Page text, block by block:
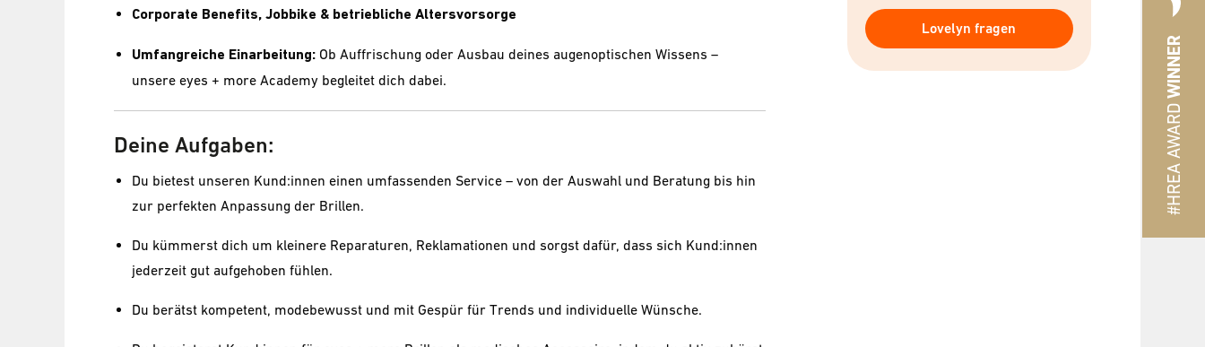
#HREA AWARD
WINNER
Corporate Benefits, Jobbike & betriebliche Altersvorsorge
Umfangreiche Einarbeitung: Ob Auffrischung oder Ausbau deines augenoptischen Wissens –
unsere eyes + more Academy begleitet dich dabei.
Deine Aufgaben:
Du bietest unseren Kund:innen einen umfassenden Service – von der Auswahl und Beratung bis hin
zur perfekten Anpassung der Brillen.
Du kümmerst dich um kleinere Reparaturen, Reklamationen und sorgst dafür, dass sich Kund:innen
jederzeit gut aufgehoben fühlen.
Du berätst kompetent, modebewusst und mit Gespür für Trends und individuelle Wünsche.
Lovelyn fragen